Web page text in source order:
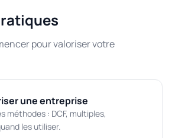
pour valoriser votre
une entreprise
méthodes : DCF, multiples,
les utiliser.